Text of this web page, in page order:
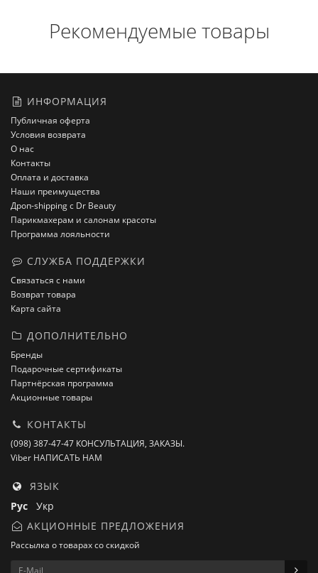
Рекомендуемые товары
ИНФОРМАЦИЯ
Публичная оферта
Условия возврата
О нас
Контакты
Оплата и доставка
Наши преимущества
Дроп-shipping с Dr Beauty
Парикмахерам и салонам красоты
Программа лояльности
СЛУЖБА ПОДДЕРЖКИ
Связаться с нами
Возврат товара
Карта сайта
ДОПОЛНИТЕЛЬНО
Бренды
Подарочные сертификаты
Партнёрская программа
Акционные товары
КОНТАКТЫ
(098) 387-47-47 КОНСУЛЬТАЦИЯ, ЗАКАЗЫ.
Viber НАПИСАТЬ НАМ
ЯЗЫК
Рус Укр
АКЦИОННЫЕ ПРЕДЛОЖЕНИЯ
Рассылка о товарах со скидкой